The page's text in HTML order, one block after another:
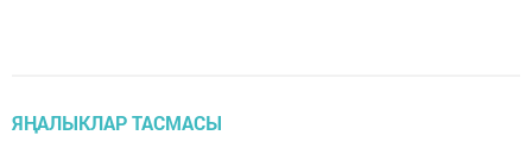
ЯҢАЛЫКЛАР ТАСМАСЫ